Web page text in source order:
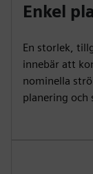
Enkel
En storlek,
innebär att
nominella
planering